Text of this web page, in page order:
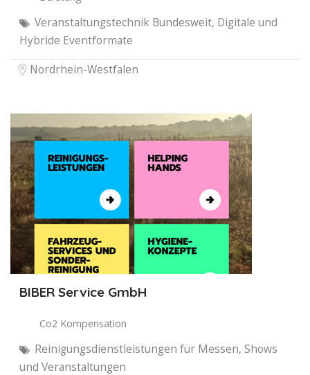
Veranstaltungstechnik Bundesweit, Digitale und
Hybride Eventformate
Nordrhein-Westfalen
BIBER Service GmbH
Co2 Kompensation
Reinigungsdienstleistungen für Messen, Shows
und Veranstaltungen